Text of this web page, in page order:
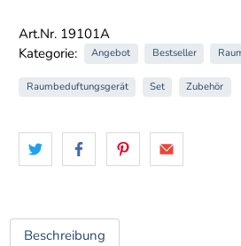
Art.Nr. 19101A
Kategorie:
Angebot Bestseller
Raumbeduftungsgerät Set Zubehör
Beschreibung